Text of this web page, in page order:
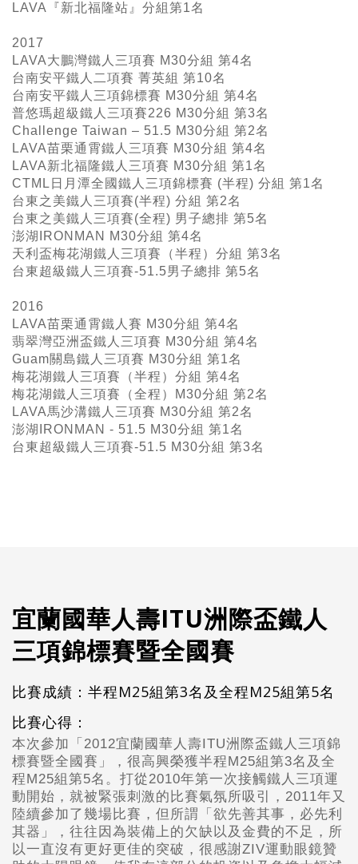
LAVA『新北福隆站』分組第1名
2017
LAVA大鵬灣鐵人三項賽 M30分組 第4名
台南安平鐵人二項賽 菁英組 第10名
台南安平鐵人三項錦標賽 M30分組 第4名
普悠瑪超級鐵人三項賽226 M30分組 第3名
Challenge Taiwan – 51.5 M30分組 第2名
LAVA苗栗通霄鐵人三項賽 M30分組 第4名
LAVA新北福隆鐵人三項賽 M30分組 第1名
CTML日月潭全國鐵人三項錦標賽 (半程) 分組 第1名
台東之美鐵人三項賽(半程) 分組 第2名
台東之美鐵人三項賽(全程) 男子總排 第5名
澎湖IRONMAN M30分組 第4名
天利盃梅花湖鐵人三項賽（半程）分組 第3名
台東超級鐵人三項賽-51.5男子總排 第5名
2016
LAVA苗栗通霄鐵人賽 M30分組 第4名
翡翠灣亞洲盃鐵人三項賽 M30分組 第4名
Guam關島鐵人三項賽 M30分組 第1名
梅花湖鐵人三項賽（半程）分組 第4名
梅花湖鐵人三項賽（全程）M30分組 第2名
LAVA馬沙溝鐵人三項賽 M30分組 第2名
澎湖IRONMAN - 51.5 M30分組 第1名
台東超級鐵人三項賽-51.5 M30分組 第3名
宜蘭國華人壽ITU洲際盃鐵人
三項錦標賽暨全國賽
比賽成績：半程M25組第3名及全程M25組第5名
比賽心得：
本次參加「2012宜蘭國華人壽ITU洲際盃鐵人三項錦
標賽暨全國賽」，很高興榮獲半程M25組第3名及全
程M25組第5名。打從2010年第一次接觸鐵人三項運
動開始，就被緊張刺激的比賽氣氛所吸引，2011年又
陸續參加了幾場比賽，但所謂「欲先善其事，必先利
其器」，往往因為裝備上的欠缺以及金費的不足，所
以一直沒有更好更佳的突破，很感謝ZIV運動眼鏡贊